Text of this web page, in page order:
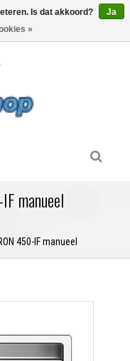
manueel
450-IF manueel
Is dat akkoord?
Ja
»